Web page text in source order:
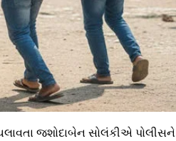
જશોદાબેન સોલંકીએ પોલીસને